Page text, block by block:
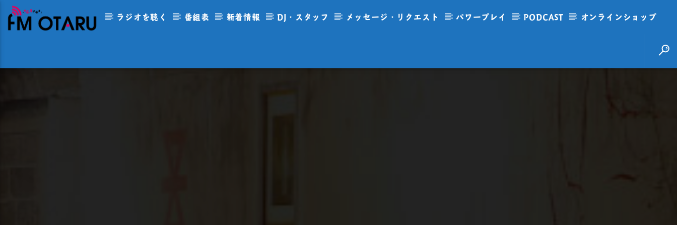
ラジオを聴く 番組表 新着情報 DJ・スタッフ メッセージ・リクエスト パワープレイ PODCAST オンラインショップ